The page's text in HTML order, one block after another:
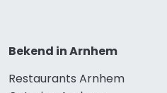
Bekend in Arnhem
Restaurants Arnhem